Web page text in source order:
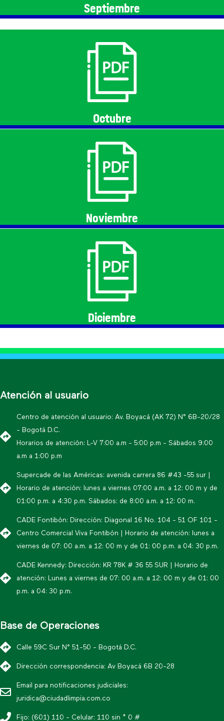
Septiembre
Octubre
Noviembre
Diciembre
Atención al usuario
Centro de atención al usuario: Av. Boyacá (AK 72) N° 6B-20/28
- Bogotá D.C.
Horarios de atención: L-V 7:00 a.m - 5:00 p.m - Sábados 9:00
a.m a 1:00 p.m
Supercade de las Américas: avenida carrera 86 #43 -55 sur |
Horario de atención: lunes a viernes 07:00 a.m. a 12: 00 m y de
01:00 p.m. a 4:30 p.m. Sábados: de 8:00 a.m. a 12: 00 m.
CADE Fontibón: Dirección: Diagonal 16 No. 104 - 51 OF 101 -
Centro Comercial Viva Fontibón | Horario de atención: lunes a
viernes de 07: 00 a.m. a 12: 00 m y de 01: 00 p.m. a 04: 30 p.m.
CADE Kennedy: Dirección: KR 78K # 36 55 SUR | Horario de
atención: Lunes a viernes de 07: 00 a.m. a 12: 00 m y de 01: 00
p.m. a 04: 30 p.m.
Base de Operaciones
Calle 59C Sur N° 51-50 - Bogotá D.C.
Dirección correspondencia: Av Boyacá 6B 20-28
Email para notificaciones judiciales:
juridica@ciudadlimpia.com.co
Fijo: (601) 110 - Celular: 110 sin * 0 #